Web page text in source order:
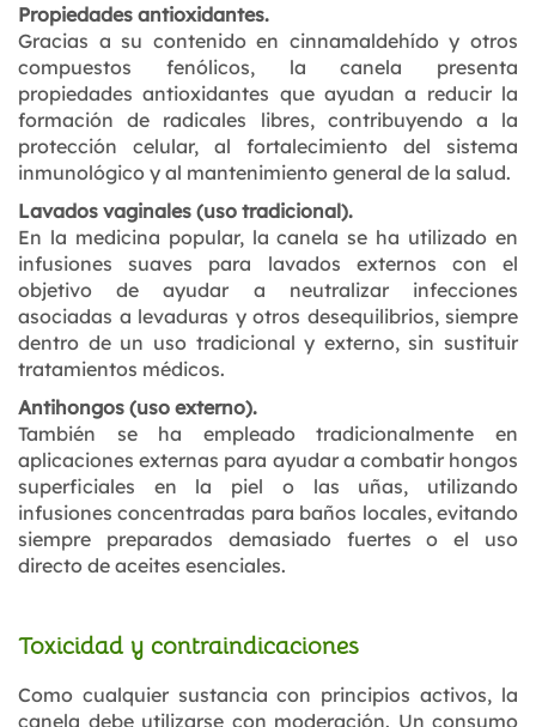
Propiedades antioxidantes.
Gracias a su contenido en cinnamaldehído y otros
compuestos fenólicos, la canela presenta
propiedades antioxidantes que ayudan a reducir la
formación de radicales libres, contribuyendo a la
protección celular, al fortalecimiento del sistema
inmunológico y al mantenimiento general de la salud.
Lavados vaginales (uso tradicional).
En la medicina popular, la canela se ha utilizado en
infusiones suaves para lavados externos con el
objetivo de ayudar a neutralizar infecciones
asociadas a levaduras y otros desequilibrios, siempre
dentro de un uso tradicional y externo, sin sustituir
tratamientos médicos.
Antihongos (uso externo).
También se ha empleado tradicionalmente en
aplicaciones externas para ayudar a combatir hongos
superficiales en la piel o las uñas, utilizando
infusiones concentradas para baños locales, evitando
siempre preparados demasiado fuertes o el uso
directo de aceites esenciales.
Toxicidad y contraindicaciones
Como cualquier sustancia con principios activos, la
canela debe utilizarse con moderación. Un consumo